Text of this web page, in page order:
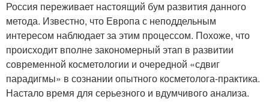
Россия переживает настоящий бум развития данного
метода. Известно, что Европа с неподдельным
интересом наблюдает за этим процессом. Похоже, что
происходит вполне закономерный этап в развитии
современной косметологии и очередной «сдвиг
парадигмы» в сознании опытного косметолога-практика.
Настало время для серьезного и вдумчивого анализа.